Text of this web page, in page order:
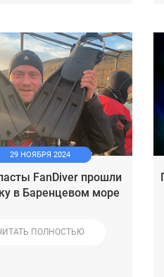
29 НОЯБРЯ 2024
FanDiver прошли
в Баренцевом море
ПОЛНОСТЬЮ